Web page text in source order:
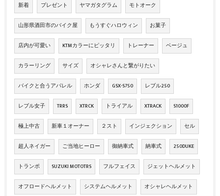
新着 プレゼント ヤマガタグラム モトオーク
山形県酒田市のバイク屋 もうすぐハロウィン お菓子
店内が可愛い KTMカラーにピッタリ トレーナー ベージュ
カラーリング サイズ オシャレさんと繋がりたい
バイクと合うアパレル ホンダ GSX-S750 レブル250
レブル女子 TRRS XTRCK トライアル XTRACK S1000F
極上中古 新車１オーナー ２スト インジェクション セル
超人ネイガー ご当地ヒーロー 御納車式 納車式 250DUKE
トランポ SUZUKI MOTOTRS フルフェイス ジェットヘルメット
オフロードヘルメット システムヘルメット オシャレヘルメット